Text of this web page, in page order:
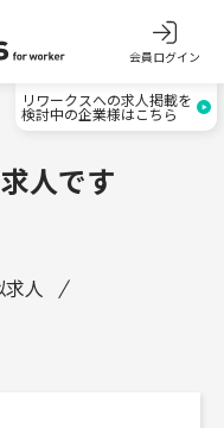
会員ログイン
リワークスへの求人掲載を
検討中の企業様はこちら
人です
人